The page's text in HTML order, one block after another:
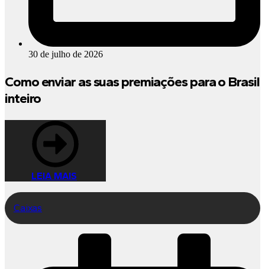
30 de julho de 2026
Como enviar as suas premiações para o Brasil
inteiro
LEIA MAIS
Caixas